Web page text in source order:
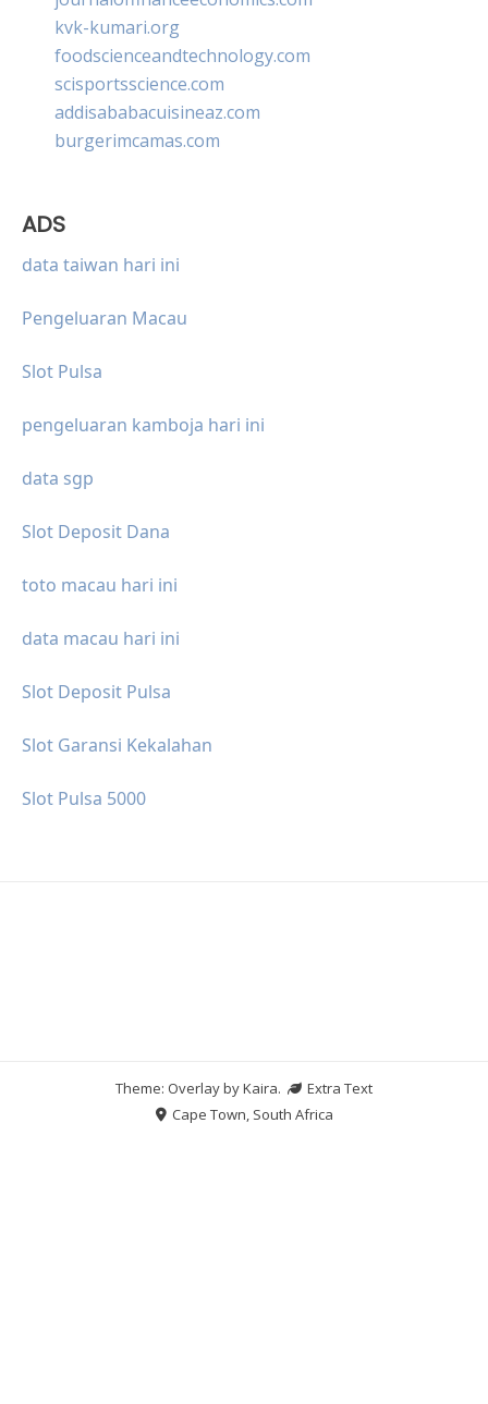
kvk-kumari.org
foodscienceandtechnology.com
scisportsscience.com
addisababacuisineaz.com
burgerimcamas.com
ADS
data taiwan hari ini
Pengeluaran Macau
Slot Pulsa
pengeluaran kamboja hari ini
data sgp
Slot Deposit Dana
toto macau hari ini
data macau hari ini
Slot Deposit Pulsa
Slot Garansi Kekalahan
Slot Pulsa 5000
Theme: Overlay byKaira.
Extra Text
Cape Town, South Africa